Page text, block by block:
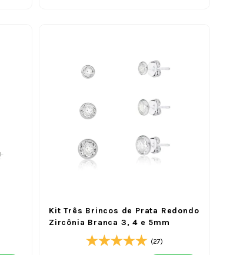
Kit Três Brincos de Prata Redondo
Zircônia Branca 3, 4 e 5mm
(27)